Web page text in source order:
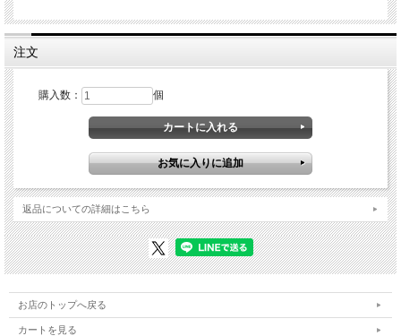
注文
購入数： 個
返品についての詳細はこちら
お店のトップへ戻る
カートを見る